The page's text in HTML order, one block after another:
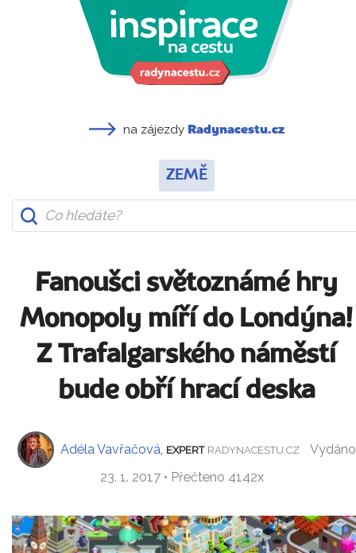
na zájezdy Radynacestu.cz
ZEMĚ
Fanoušci světoznámé hry
Monopoly míří do Londýna!
Z Trafalgarského náměstí
bude obří hrací deska
Adéla Vavřačová EXPERT RADYNACESTU.CZ
Vydáno
23. 1. 2017 • Přečteno 4142x